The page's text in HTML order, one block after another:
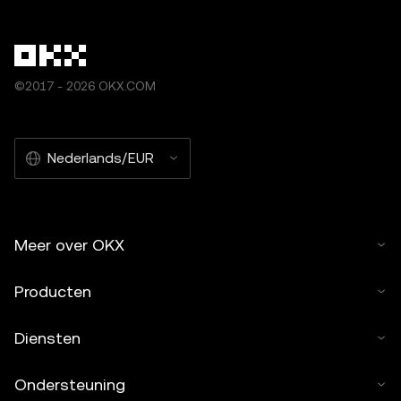
©2017 - 2026 OKX.COM
Nederlands/EUR
Meer over OKX
Producten
Diensten
Ondersteuning